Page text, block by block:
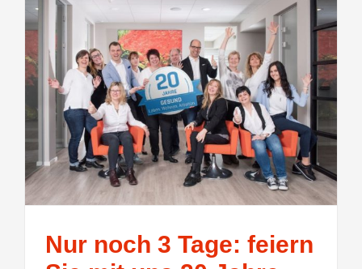
Nur noch 3 Tage: feiern